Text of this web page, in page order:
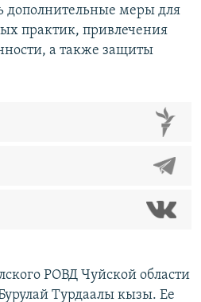
меры для
практик, привлечения
а также защиты
РОВД Чуйской области
Турдаалы кызы. Ее